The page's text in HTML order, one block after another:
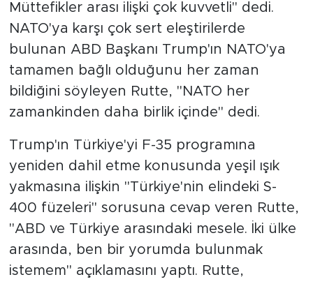
Müttefikler arası ilişki çok kuvvetli" dedi.
NATO'ya karşı çok sert eleştirilerde
bulunan ABD Başkanı Trump'ın NATO'ya
tamamen bağlı olduğunu her zaman
bildiğini söyleyen Rutte, "NATO her
zamankinden daha birlik içinde" dedi.
Trump'ın Türkiye'yi F-35 programına
yeniden dahil etme konusunda yeşil ışık
yakmasına ilişkin "Türkiye'nin elindeki S-
400 füzeleri" sorusuna cevap veren Rutte,
"ABD ve Türkiye arasındaki mesele. İki ülke
arasında, ben bir yorumda bulunmak
istemem" açıklamasını yaptı. Rutte,